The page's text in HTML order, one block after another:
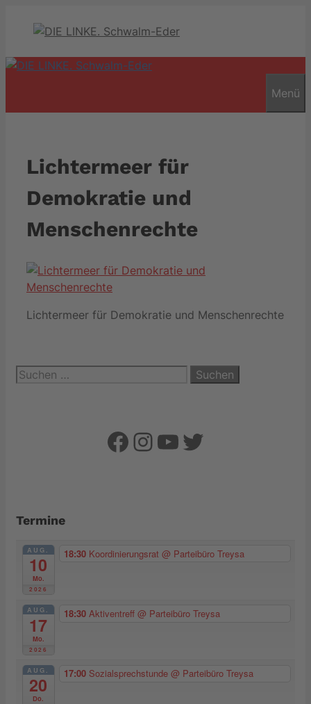
Menü
Lichtermeer für
Demokratie und
Menschenrechte
Lichtermeer für Demokratie und Menschenrechte
Suchen
nach:
Facebook
Instagram
YouTube
Twitter
Termine
AUG.
10
Mo.
2026
18:30 Koordinierungsrat @ Parteibüro Treysa
AUG.
17
Mo.
2026
18:30 Aktiventreff @ Parteibüro Treysa
AUG.
20
Do.
17:00 Sozialsprechstunde @ Parteibüro Treysa